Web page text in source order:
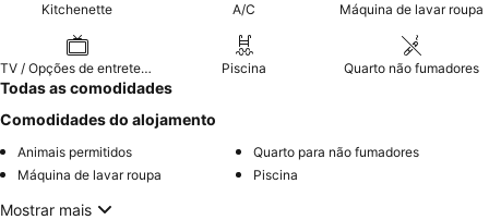
Kitchenette A/C Máquina de lavar roupa
TV / Opções de entretenimento Piscina Quarto não fumadores
Todas as comodidades
Comodidades do alojamento
Animais permitidos
Quarto para não fumadores
Máquina de lavar roupa
Piscina
Mostrar mais